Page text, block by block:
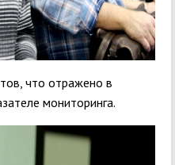
что отражено в
мониторинга.